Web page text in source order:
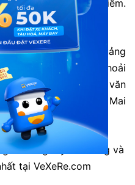
phải hông nguy hiểm.
chạy tuyến HCM – Quảng
rất mới, ghế ngồi thoải
Lái xe và nhân viên văn
nhẹn. Sẽ tiếp tục đi Mai
xe cùng tuyến đường và
tại VeXeRe.com